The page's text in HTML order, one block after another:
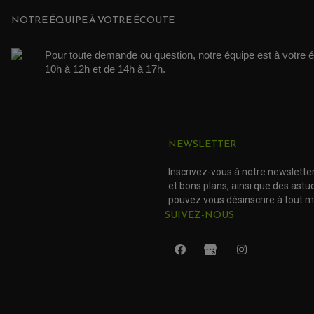
NOTRE ÉQUIPE À VOTRE ÉCOUTE
Pour toute demande ou question, notre équipe est à votre
10h à 12h et de 14h à 17h.
NEWSLETTER
Inscrivez-vous à notre
et bons plans, ainsi que des
pouvez vous désinscrire à tout
SUIVEZ-NOUS